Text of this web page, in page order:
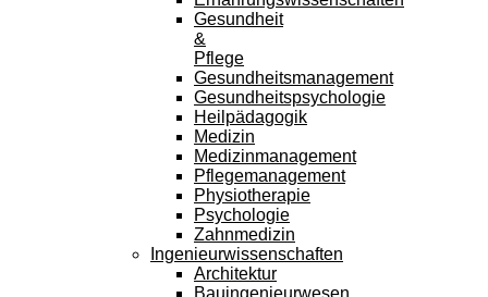
Gesundheit
&
Pflege
Gesundheitsmanagement
Gesundheitspsychologie
Heilpädagogik
Medizin
Medizinmanagement
Pflegemanagement
Physiotherapie
Psychologie
Zahnmedizin
Ingenieurwissenschaften
Architektur
Bauingenieurwesen